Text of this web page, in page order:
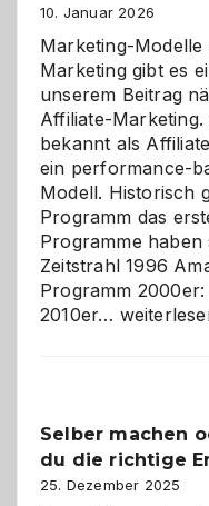
10. Januar 2026
Marketing-Modelle
Marketing gibt es
unserem Beitrag
Affiliate-
bekannt als
ein performance-
Modell. Historisch
Programm das
Programme
Zeitstrahl 1996
Programm
2010er… Affiliate-
und
Zukunft
Selber machen
du die richtige
25. Dezember 2025